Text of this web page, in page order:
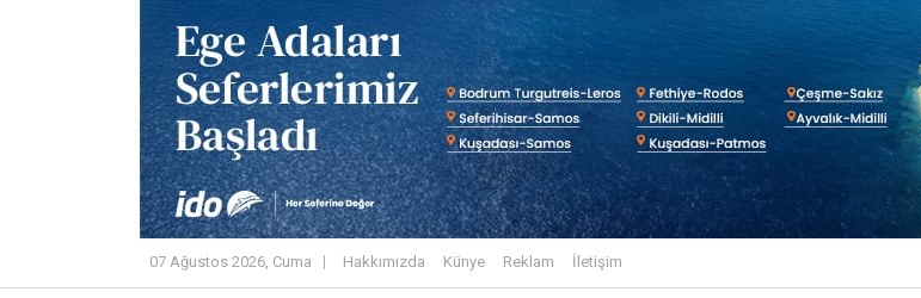
07 Ağustos 2026, Cuma Hakkımızda Künye Reklam İletişim